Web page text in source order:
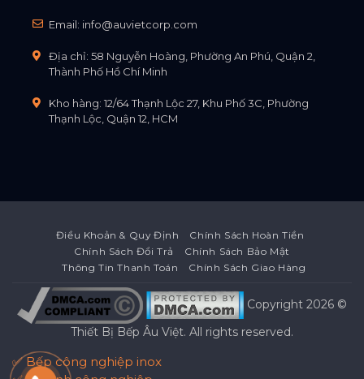
Email: info@auvietcorp.com
Địa chỉ: 58 Nguyễn Hoàng, Phường An Phú, Quận 2,
Thành Phố Hồ Chí Minh
Kho hàng: 12/64 Thạnh Lộc 27, Khu Phố 3C, Phường
Thạnh Lộc, Quận 12, HCM
Điều Khoản & Quy Định
Chính Sách Hoàn Tiền
Chính Sách Đổi Trả
Chính Sách Bảo Mật
Thông Tin Thanh Toán
Chính Sách Giao Hàng
Copyright 2026 ©
Thiết Bị Bếp Âu Việt. All rights reserved.
✅ Bếp công nghiệp inox